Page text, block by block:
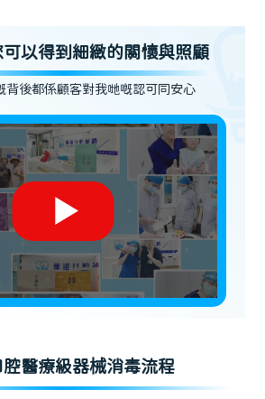
以得到細緻的關懷與照顧
背後都係顧客對我哋嘅認可同安心
醫療級器械消毒流程